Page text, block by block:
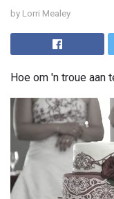
by Lorri Mealey
Hoe om 'n troue aan